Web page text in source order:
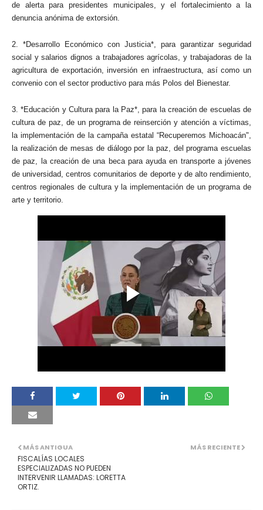
de alerta para presidentes municipales, y el fortalecimiento a la
denuncia anónima de extorsión.
2. *Desarrollo Económico con Justicia*, para garantizar seguridad
social y salarios dignos a trabajadores agrícolas, y trabajadoras de la
agricultura de exportación, inversión en infraestructura, así como un
convenio con el sector productivo para más Polos del Bienestar.
3. *Educación y Cultura para la Paz*, para la creación de escuelas de
cultura de paz, de un programa de reinserción y atención a víctimas,
la implementación de la campaña estatal “Recuperemos Michoacán",
la realización de mesas de diálogo por la paz, del programa escuelas
de paz, la creación de una beca para ayuda en transporte a jóvenes
de universidad, centros comunitarios de deporte y de alto rendimiento,
centros regionales de cultura y la implementación de un programa de
arte y territorio.
MÁS RECIENTE
MÁS ANTIGUA
FISCALÍAS LOCALES
ESPECIALIZADAS NO PUEDEN
INTERVENIR LLAMADAS: LORETTA
ORTIZ.